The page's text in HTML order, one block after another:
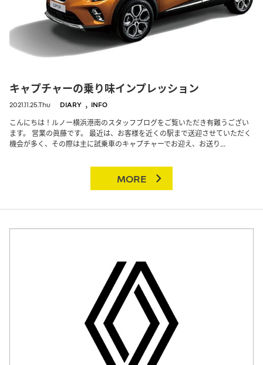
キャプチャーの乗り味インプレッション
2021.11.25.Thu DIARY , INFO
こんにちは！ルノー横浜港南のスタッフブログをご覧いただき有難うござい
ます。 営業の眞藤です。 最近は、お客様を近くの駅まで送迎させていただく
機会が多く、その際は主に試乗車のキャプチャーでお迎え、お送り...
MORE